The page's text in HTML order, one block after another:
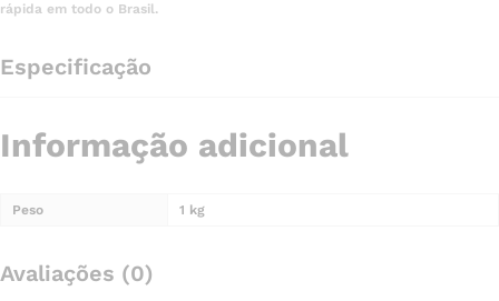
rápida em todo o Brasil.
Especificação
Informação adicional
Peso 1 kg
Avaliações (0)